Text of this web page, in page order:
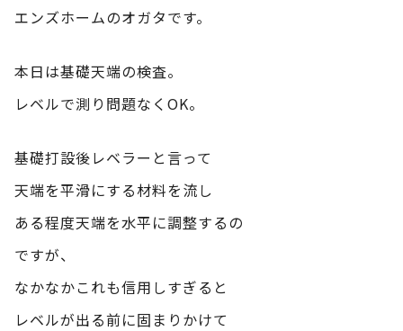
エンズホームのオガタです。
本日は基礎天端の検査。
レベルで測り問題なくOK。
基礎打設後レベラーと言って
天端を平滑にする材料を流し
ある程度天端を水平に調整するの
ですが、
なかなかこれも信用しすぎると
レベルが出る前に固まりかけて